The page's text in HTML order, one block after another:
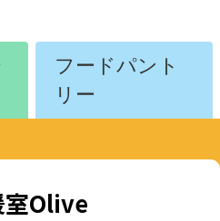
フードパント
リー
室Olive